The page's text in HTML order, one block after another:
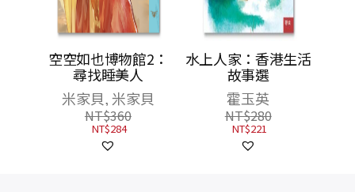
空空如也博物館2：
尋找睡美人
米家貝, 米家貝
NT$360
NT$284
水上人家：香港生活
故事選
霍玉英
NT$280
NT$221